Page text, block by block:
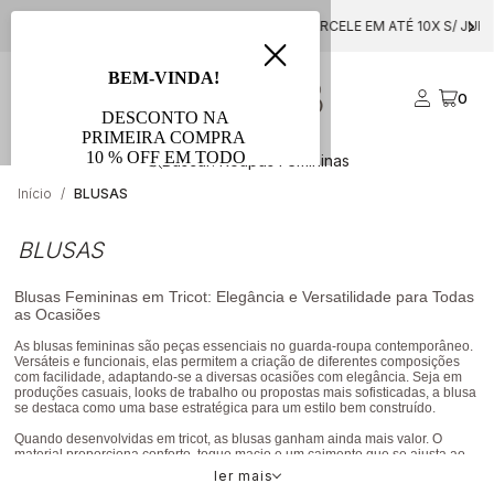
PARCELE EM ATÉ 10X S/ JUROS
0
Início BLUSAS
BLUSAS
Blusas Femininas em Tricot: Elegância e Versatilidade para Todas
as Ocasiões
As blusas femininas são peças essenciais no guarda-roupa contemporâneo.
Versáteis e funcionais, elas permitem a criação de diferentes composições
com facilidade, adaptando-se a diversas ocasiões com elegância. Seja em
produções casuais, looks de trabalho ou propostas mais sofisticadas, a blusa
se destaca como uma base estratégica para um estilo bem construído.
Quando desenvolvidas em tricot, as blusas ganham ainda mais valor. O
material proporciona conforto, toque macio e um caimento que se ajusta ao
corpo com naturalidade, sem perder a estrutura. Além disso, o tricot traz uma
estética refinada que eleva qualquer produção de forma sutil e elegante.
ler mais